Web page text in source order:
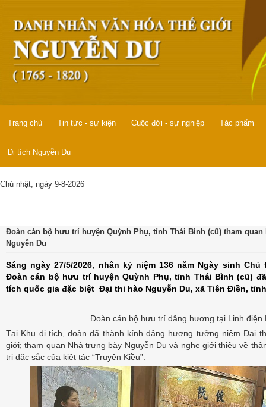
Trang chủ Tin tức - sự kiện Cuộc đời - sự nghiệp Tác phẩm
Di tích Nguyễn Du
Chủ nhật, ngày 9-8-2026
Đoàn cán bộ hưu trí huyện Quỳnh Phụ, tỉnh Thái Bình (cũ) tham
Nguyễn Du
Sáng ngày 27/5/2026, nhân kỷ niệm 136 năm Ngày sinh Chủ
Đoàn cán bộ hưu trí huyện Quỳnh Phụ, tỉnh Thái Bình (cũ)
tích quốc gia đặc biệt Đại thi hào Nguyễn Du, xã Tiên Điền,
Đoàn cán bộ hưu trí dâng hương tại Linh điện
Tại Khu di tích, đoàn đã thành kính dâng hương tưởng niệm Đại
giới; tham quan Nhà trưng bày Nguyễn Du và nghe giới thiệu về
trị đặc sắc của kiệt tác “Truyện Kiều”.